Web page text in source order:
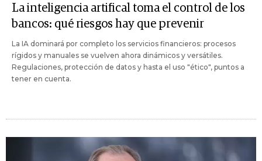
La inteligencia artifical toma el control de los
bancos: qué riesgos hay que prevenir
La IA dominará por completo los servicios financieros: procesos
rígidos y manuales se vuelven ahora dinámicos y versátiles.
Regulaciones, protección de datos y hasta el uso "ético", puntos a
tener en cuenta.